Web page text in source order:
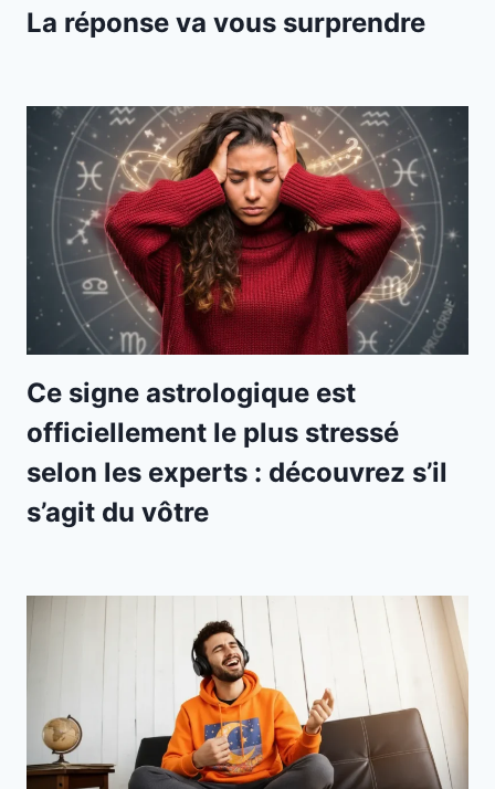
La réponse va vous surprendre
Ce signe astrologique est
officiellement le plus stressé
selon les experts : découvrez s’il
s’agit du vôtre